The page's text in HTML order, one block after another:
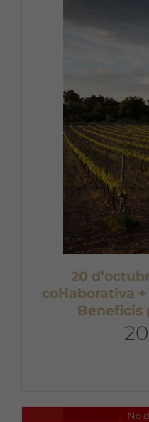
20
col·laborativa
Beneficis
No